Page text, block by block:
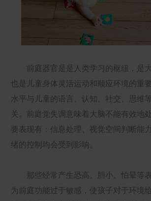
前庭器官是是人类学习的枢纽，是大
也是儿童身体灵活运动和顺应环境的重
水平与儿童的语言、认知、社交、思维
关。前庭觉失调意味着大脑不能有效地
要表现有：信息处理、视觉空间判断能
绪的控制均会受到影响。
那些经常产生恐高、胆小、怕晕等表
为前庭功能过于敏感，使孩子对于环境